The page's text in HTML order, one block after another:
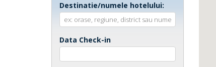
Destinatie/numele hotelului:
Data Check-in